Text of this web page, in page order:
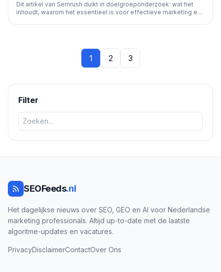
Dit artikel van Semrush duikt in doelgroeponderzoek: wat het
inhoudt, waarom het essentieel is voor effectieve marketing en
1 2 3
Filter
SEOFeeds.nl
Het dagelijkse nieuws over SEO, GEO en AI voor Nederlandse
marketing professionals. Altijd up-to-date met de laatste
algoritme-updates en vacatures.
PrivacyDisclaimerContactOver Ons